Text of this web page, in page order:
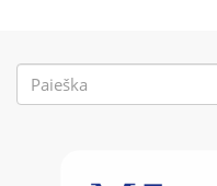
Paieškos